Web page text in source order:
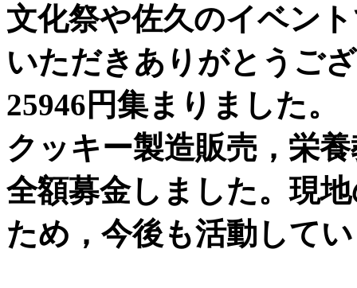
文化祭や佐久のイベン
いただきありがとうご
25946円集まりました。
クッキー製造販売，栄
全額募金しました。現
ため，今後も活動して